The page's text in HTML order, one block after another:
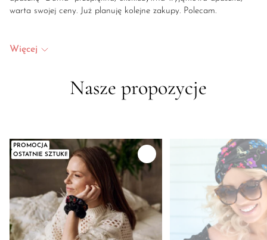
warta swojej ceny. Już planuję kolejne zakupy. Polecam.
Więcej
Nasze propozycje
PROMOCJA
OSTATNIE SZTUKI!